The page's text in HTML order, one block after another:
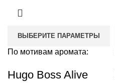
ВЫБЕРИТЕ ПАРАМЕТРЫ
По мотивам аромата:
Hugo Boss Alive